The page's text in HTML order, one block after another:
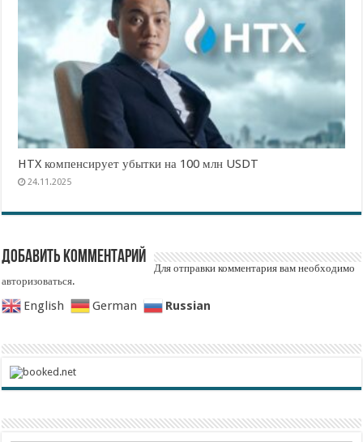
HTX компенсирует убытки на 100 млн USDT
24.11.2025
Добавить комментарий
Для отправки комментария вам необходимо
авторизоваться.
English German Russian